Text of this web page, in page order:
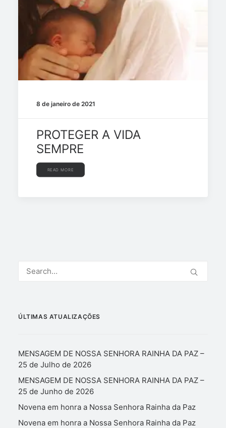
8 de janeiro de 2021
PROTEGER A VIDA
SEMPRE
READ MORE
ÚLTIMAS ATUALIZAÇÕES
MENSAGEM DE NOSSA SENHORA RAINHA DA PAZ –
25 de Julho de 2026
MENSAGEM DE NOSSA SENHORA RAINHA DA PAZ –
25 de Junho de 2026
Novena em honra a Nossa Senhora Rainha da Paz
Novena em honra a Nossa Senhora Rainha da Paz